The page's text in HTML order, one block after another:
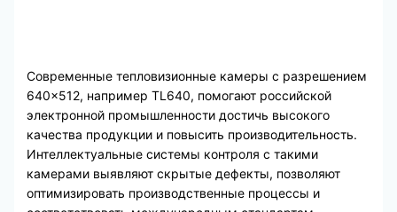
Современные тепловизионные камеры с разрешением
640×512, например TL640, помогают российской
электронной промышленности достичь высокого
качества продукции и повысить производительность.
Интеллектуальные системы контроля с такими
камерами выявляют скрытые дефекты, позволяют
оптимизировать производственные процессы и